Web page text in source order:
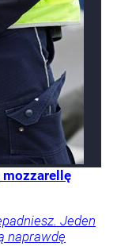
mozzarellę
Jeden
naprawdę